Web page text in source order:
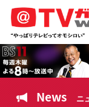
News ニ